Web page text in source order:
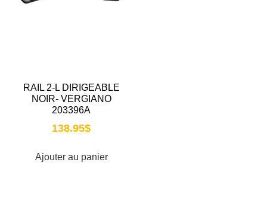
RAIL 2-L DIRIGEABLE
NOIR- VERGIANO
203396A
138.95$
Ajouter au panier